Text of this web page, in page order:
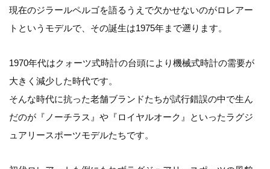
現在のジラールペルゴを語るうえで欠かせないのがロレアー
トというモデルで、その誕生は1975年まで遡ります。
1970年代はクォーツ式時計の台頭により機械式時計の需要が
大きく減少した時代です。
そんな時代に抗った老舗ブランドたちが試行錯誤の中で生ん
だのが『ノーチラス』や『ロイヤルオーク』といったラグジ
ュアリースポーツモデルたちです。